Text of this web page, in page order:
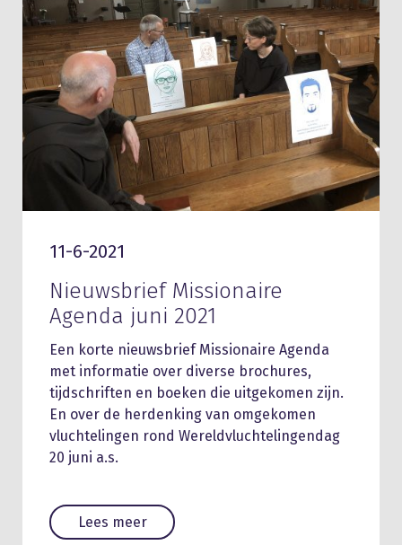
11-6-2021
Nieuwsbrief Missionaire
Agenda juni 2021
Een korte nieuwsbrief Missionaire Agenda
met informatie over diverse brochures,
tijdschriften en boeken die uitgekomen zijn.
En over de herdenking van omgekomen
vluchtelingen rond Wereldvluchtelingendag
20 juni a.s.
Lees meer